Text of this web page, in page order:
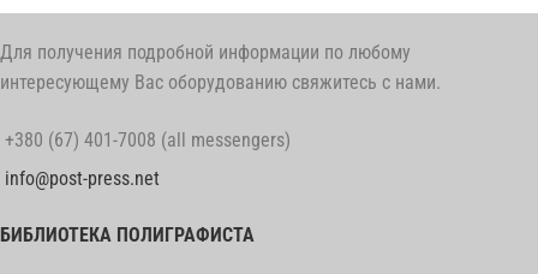
Для получения подробной информации по любому
интересующему Вас оборудованию свяжитесь с нами.
+380 (67) 401-7008 (all messengers)
info@post-press.net
БИБЛИОТЕКА ПОЛИГРАФИСТА